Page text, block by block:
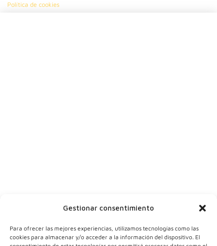
Gestionar consentimiento
Para ofrecer las mejores experiencias, utilizamos tecnologías como las
cookies para almacenar y/o acceder a la información del dispositivo. El
Política de cookies